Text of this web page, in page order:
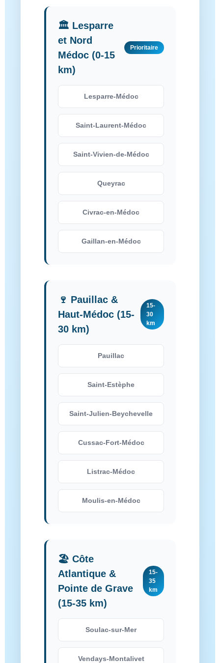
🏛️ Lesparre
et Nord
Médoc (0-15
km)
Prioritaire
Lesparre-Médoc
Saint-Laurent-Médoc
Saint-Vivien-de-Médoc
Queyrac
Civrac-en-Médoc
Gaillan-en-Médoc
🍷 Pauillac &
Haut-Médoc (15-
30 km)
15-
30
km
Pauillac
Saint-Estèphe
Saint-Julien-Beychevelle
Cussac-Fort-Médoc
Listrac-Médoc
Moulis-en-Médoc
🏖️ Côte
Atlantique &
Pointe de Grave
(15-35 km)
15-
35
km
Soulac-sur-Mer
Vendays-Montalivet